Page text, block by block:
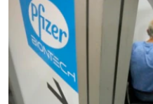
ВІДЕОУРОКИ «ELIFBE»
СВІДЧЕННЯ ОКУПАЦІЇ
УКРАЇНСЬКА ПРОБЛЕМА КРИМУ
ІНФОГРАФІКА
Русский
Qırımtatar
ДОЛУЧАЙСЯ!